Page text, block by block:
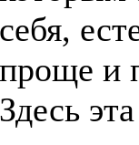
себя,
проще и
Здесь